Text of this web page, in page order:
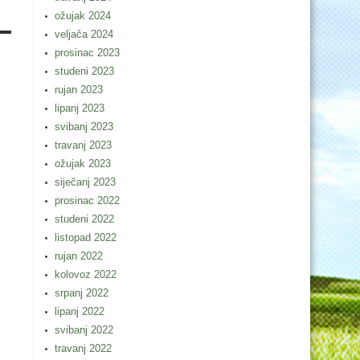
ožujak 2024
veljača 2024
prosinac 2023
studeni 2023
rujan 2023
lipanj 2023
svibanj 2023
travanj 2023
ožujak 2023
siječanj 2023
prosinac 2022
studeni 2022
listopad 2022
rujan 2022
kolovoz 2022
srpanj 2022
lipanj 2022
svibanj 2022
travanj 2022